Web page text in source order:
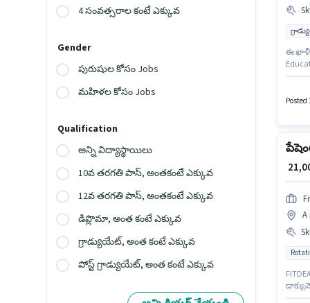
4 సంవత్సరాల కంటే ఎక్కువ
Gender
పురుషుల కోసం Jobs
మహిళల కోసం Jobs
Qualification
అన్ని విద్యాస్థాయిలు
10వ తరగతి పాస్, అంతకంటే ఎక్కువ
12వ తరగతి పాస్, అంతకంటే ఎక్కువ
డిప్లొమా, అంత కంటే ఎక్కువ
గ్రాడ్యుయేట్, అంత కంటే ఎక్కువ
పోస్ట్ గ్రాడ్యుయేట్, అంత కంటే ఎక్కువ
ఈ ఖాళీ
Posted
₹